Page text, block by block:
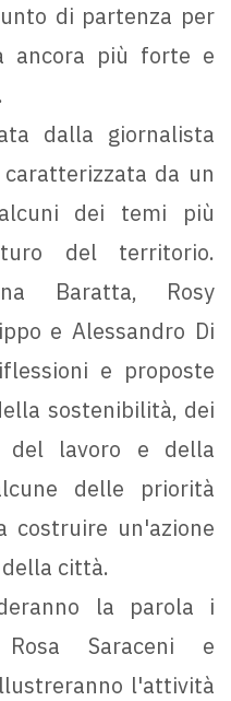
di partenza per
ancora più forte e
dalla giornalista
da un
dei temi più
del territorio.
Baratta, Rosy
e Alessandro Di
e proposte
sostenibilità, dei
del lavoro e della
delle priorità
costruire un'azione
città.
la parola i
Saraceni e
l'attività